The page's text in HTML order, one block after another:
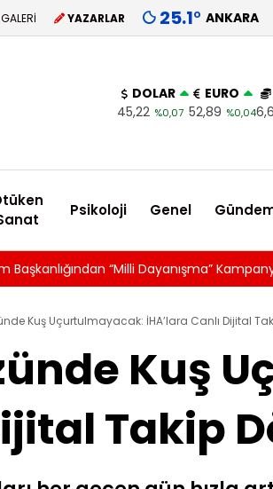
GALERİ YAZARLAR 25.1° ANKARA
DOLAR
45,22 %0,07
EURO
52,89 %0,04
Psikoloji Genel
“Milli Dayanışma” Kampanyası: Terörün 40
Kuş Uçurtulmayacak: İHA’lara Canlı Dijital
Kuş
Takip